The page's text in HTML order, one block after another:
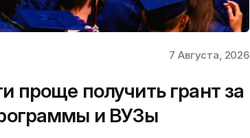
7 Августа, 2026
проще получить грант за
и ВУЗы